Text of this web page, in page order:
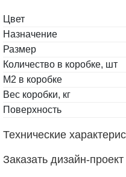
Цвет
Назначение
Размер
Количество в коробке, шт
М2 в коробке
Вес коробки, кг
Поверхность
Технические
Заказать дизайн-проект